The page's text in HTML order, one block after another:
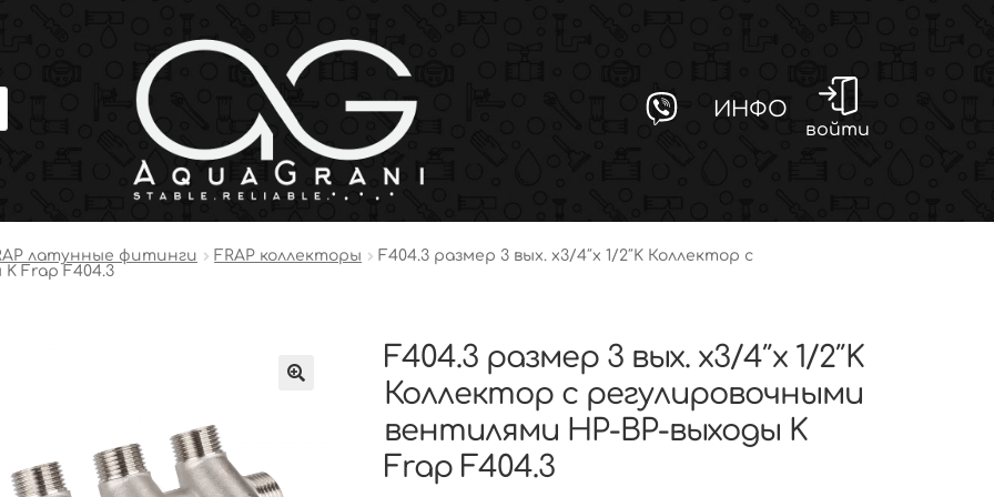
ИНФО
войти
латунные фитинги FRAP коллекторы
F404.3 размер 3 вых. x3/4″x 1/2″K Коллектор с
Frap F404.3
F404.3 размер 3 вых. x3/4″x 1/2″K
Коллектор с регулировочными
вентилями НР-ВР-выходы K
Frap F404.3